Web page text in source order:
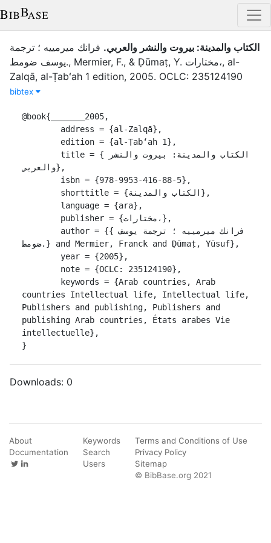
الكتاب والمدينة: بيروت والنشر والعربي. فرانك ميرمييه ؛ ترجمة
يوسف ضومط., Mermier, F., & Ḍūmaṭ, Y. مختارات،, al-
Zalqā, al-Ṭabʻah 1 edition, 2005. OCLC: 235124190
bibtex
@book{_______2005,
والعربي},
ضومط.} and Mermier, Franck and Ḍūmaṭ, Yūsuf},
countries Intellectual life, Intellectual life,
Publishers and publishing, Publishers and
publishing Arab countries, États arabes Vie
intellectuelle},
}
Downloads: 0
About
Documentation
Keywords
Search
Users
Terms and Conditions of Use
Privacy Policy
Sitemap
© BibBase.org 2021